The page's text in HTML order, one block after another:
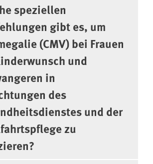
speziellen
gibt es, um
(CMV) bei Frauen
und
in
des
und der
zu